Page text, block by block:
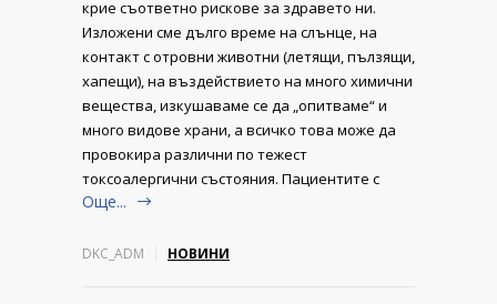
крие съответно рискове за здравето ни.
Изложени сме дълго време на слънце, на
контакт с отровни животни (летящи, пълзящи,
хапещи), на въздействието на много химични
вещества, изкушаваме се да „опитваме“ и
много видове храни, а всичко това може да
провокира различни по тежест
токсоалергични състояния. Пациентите с
Още...
DKC_ADM НОВИНИ